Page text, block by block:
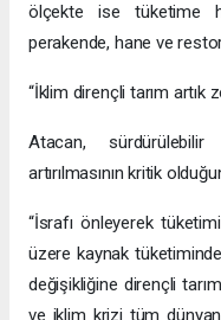
ölçekte ise tüketime
perakende, hane ve
“İklim dirençli tarım artık
Atacan,
artırılmasının kritik
“İsrafı önleyerek
üzere kaynak
değişikliğine dirençli
ve iklim krizi tüm